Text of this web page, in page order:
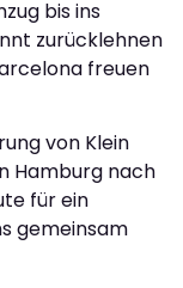
bis ins
zurücklehnen
freuen
von Klein
Hamburg nach
für ein
gemeinsam